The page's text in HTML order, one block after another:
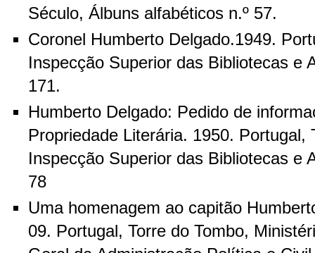
Século, Álbuns alfabéticos n.º 57.
Coronel Humberto Delgado.1949.
Inspecção Superior das Bibliotecas e
171.
Humberto Delgado: Pedido de
Propriedade Literária. 1950. Portugal,
Inspecção Superior das Bibliotecas e
78
Uma homenagem ao capitão
09. Portugal, Torre do Tombo,